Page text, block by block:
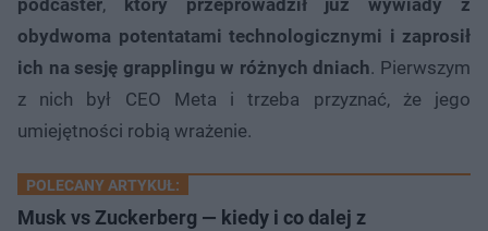
obydwoma potentatami technologicznymi i zaprosił
ich na sesję grapplingu w różnych dniach. Pierwszym
z nich był CEO Meta i trzeba przyznać, że jego
umiejętności robią wrażenie.
POLECANY ARTYKUŁ:
Musk vs Zuckerberg — kiedy i co dalej z